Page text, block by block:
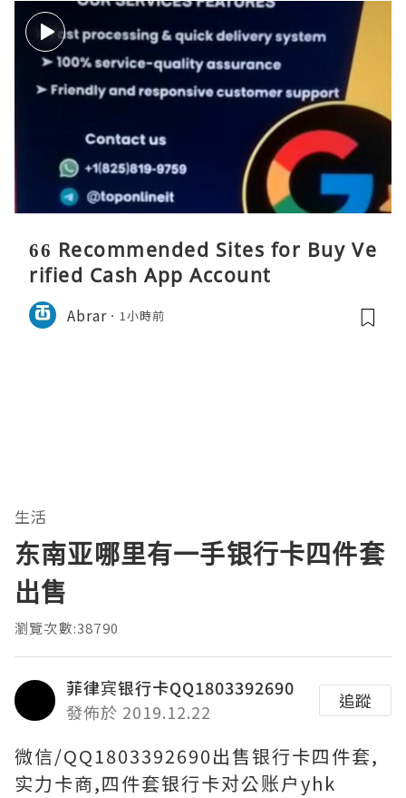
66 Recommended Sites for Buy Ve
rified Cash App Account
Abrar 1小時前
生活
东南亚哪里有一手银行卡四件套
出售
瀏覽次數:38790
菲律宾银行卡QQ1803392690
發佈於 2019.12.22
追蹤
微信/QQ1803392690出售银行卡四件套,
实力卡商,四件套银行卡对公账户yhk